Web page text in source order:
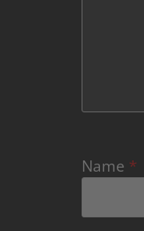
Name *